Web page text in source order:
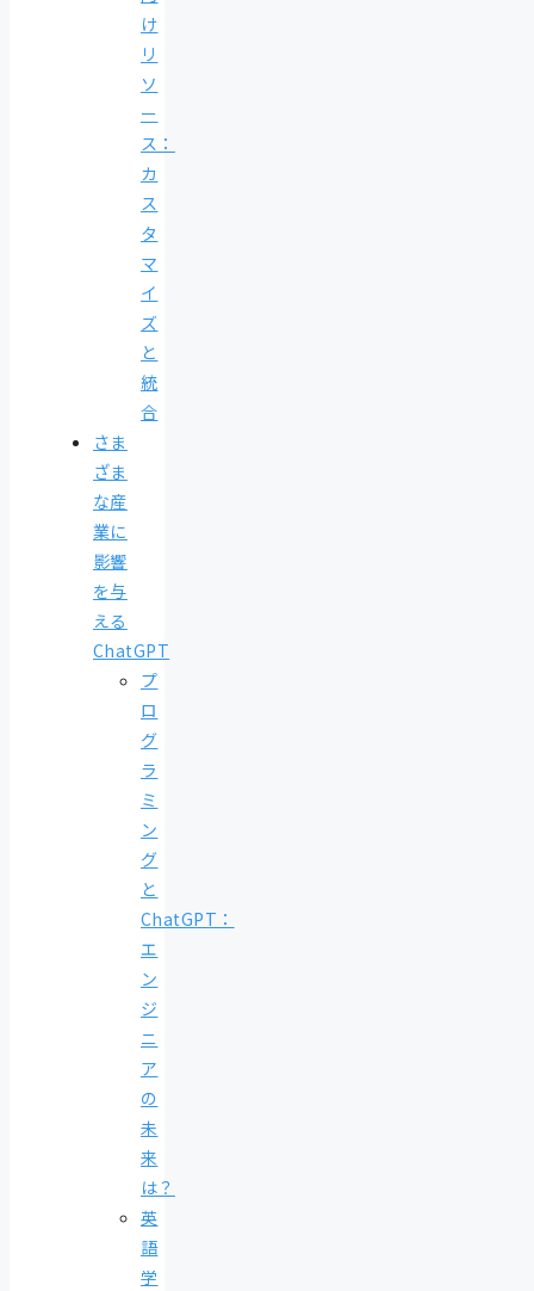
け
リ
ソ
ー
ス：
カ
ス
タ
マ
イ
ズ
と
統
合
さま
ざま
な産
業に
影響
を与
える
ChatGPT
プ
ロ
グ
ラ
ミ
ン
グ
と
ChatGPT：
エ
ン
ジ
ニ
ア
の
未
来
は？
英
語
学